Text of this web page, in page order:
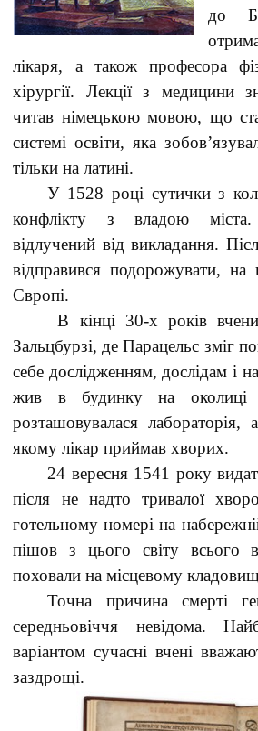
до
лікаря, а також професора
хірургії. Лекції з медицини
читав німецькою мовою, що
системі освіти, яка
тільки на латині.
У 1528 році сутички з
конфлікту з владою
відлучений від викладання.
відправився подорожувати, на
Європі.
В кінці 30-х років
Зальцбурзі, де Парацельс зміг
себе дослідженням, дослідам і
жив в будинку на
розташовувалася лабораторія,
якому лікар приймав хворих.
24 вересня 1541 року
після не надто тривалої
готельному номері на
пішов з цього світу всього
поховали на місцевому
Точна причина смерті
середньовіччя невідома.
варіантом сучасні вчені
заздрощі.